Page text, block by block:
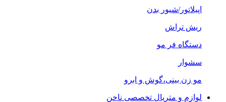
اپیلاتور/شیور بدن
ریش تراش
دستگاه فر مو
سشوار
مو زن بینی،گوش و ابرو
لوازم و متریال تخصصی ناخن